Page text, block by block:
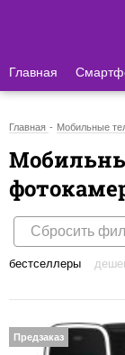
Главная
Главная Мобильные
Сбросить
бестселлеры
Предзаказ